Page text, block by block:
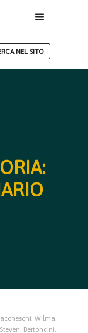
NEL SITO
Wilma,
, Bertoncini,